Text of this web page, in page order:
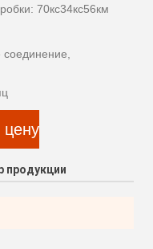
70кс34кс56км
продукции